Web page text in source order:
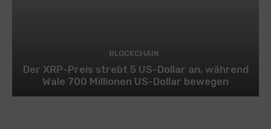
BLOCKCHAIN
Der XRP-Preis strebt 5 US-Dollar an, während
Wale 700 Millionen US-Dollar bewegen